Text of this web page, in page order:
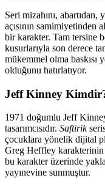
Seri mizahını, abartıdan,
açısının samimiyetinden
bir karakter. Tam tersine
kusurlarıyla son derece
mükemmel olma baskısı
olduğunu hatırlatıyor.
Jeff Kinney
1971 doğumlu Jeff
tasarımcısıdır. Saftirik
çocuklara yönelik dijital
Greg Heffley karakterinin
bu karakter üzerinde
yayınevine sunmuştur.